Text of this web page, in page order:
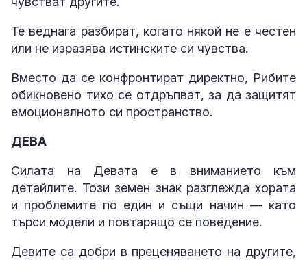
Те веднага разбират, когато някой не е честен
или не изразява истинските си чувства.
Вместо да се конфронтират директно, Рибите
обикновено тихо се отдръпват, за да защитят
емоционалното си пространство.
ДЕВА
Силата на Девата е в вниманието към
детайлите. Този земен знак разглежда хората
и проблемите по един и същи начин — като
търси модели и повтарящо се поведение.
Девите са добри в преценяването на другите,